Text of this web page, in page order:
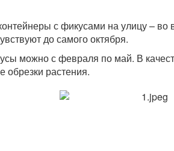
с фикусами на улицу – во
до самого октября.
можно с февраля по май. В
обрезки растения.